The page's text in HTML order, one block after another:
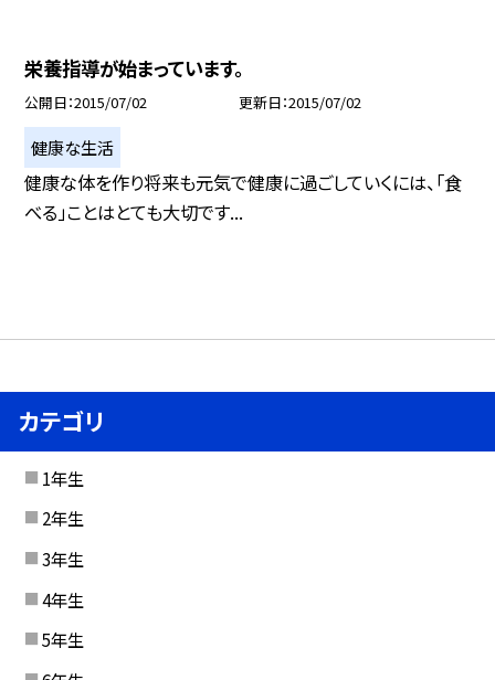
栄養指導が始まっています。
公開日 2015/07/02 更新日 2015/07/02
健康な生活
健康な体を作り将来も元気で健康に過ごしていくには、「食
べる」ことはとても大切です...
カテゴリ
1年生
2年生
3年生
4年生
5年生